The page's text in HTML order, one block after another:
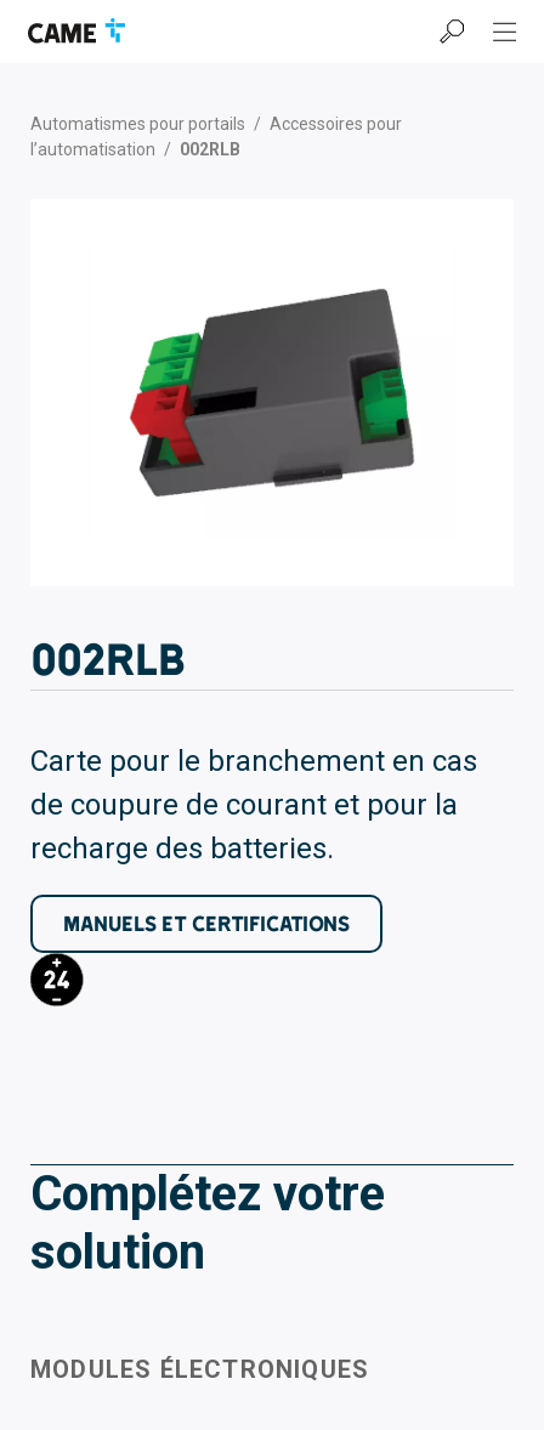
navigation
page
Automatismes pour portails / Accessoires pour
l’automatisation / 002RLB
002RLB
Carte pour le branchement en cas
de coupure de courant et pour la
recharge des batteries.
MANUELS ET CERTIFICATIONS
Complétez votre
solution
MODULES ÉLECTRONIQUES